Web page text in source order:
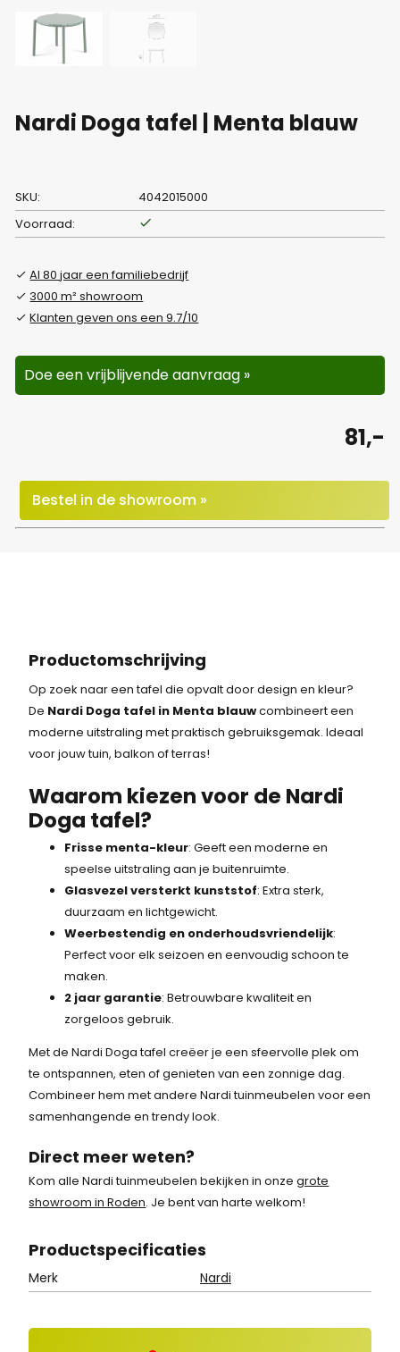
Nardi Doga tafel | Menta blauw
SKU:
4042015000
Voorraad:
Al 80 jaar een familiebedrijf
3000 m² showroom
Klanten geven ons een 9.7/10
Doe een vrijblijvende aanvraag »
81,-
Bestel in de showroom »
Productomschrijving
Op zoek naar een tafel die opvalt door design en kleur?
De Nardi Doga tafel in Menta blauwcombineert een
moderne uitstraling met praktisch gebruiksgemak. Ideaal
voor jouw tuin, balkon of terras!
Waarom kiezen voor de Nardi
Doga tafel?
Frisse menta-kleur: Geeft een moderne en
speelse uitstraling aan je buitenruimte.
Glasvezel versterkt kunststof: Extra sterk,
duurzaam en lichtgewicht.
Weerbestendig en onderhoudsvriendelijk:
Perfect voor elk seizoen en eenvoudig schoon te
maken.
2 jaar garantie: Betrouwbare kwaliteit en
zorgeloos gebruik.
Met de Nardi Doga tafel creëer je een sfeervolle plek om
te ontspannen, eten of genieten van een zonnige dag.
Combineer hem met andere Nardi tuinmeubelen voor een
samenhangende en trendy look.
Direct meer weten?
Kom alle Nardi tuinmeubelen bekijken in onzegrote
showroom in Roden. Je bent van harte welkom!
Productspecificaties
Merk Nardi